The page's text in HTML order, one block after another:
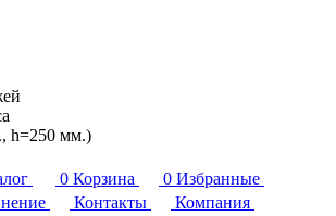
h=250 мм.)
0 Корзина 0 Избранные
Контакты
Компания